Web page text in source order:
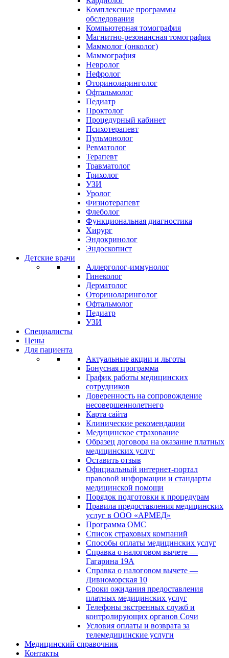
Комплексные программы
обследования
Компьютерная томография
Магнитно-резонансная томография
Маммолог (онколог)
Маммография
Невролог
Нефролог
Оториноларинголог
Офтальмолог
Педиатр
Проктолог
Процедурный кабинет
Психотерапевт
Пульмонолог
Ревматолог
Терапевт
Травматолог
Трихолог
УЗИ
Уролог
Физиотерапевт
Флеболог
Функциональная диагностика
Хирург
Эндокринолог
Эндоскопист
Детские врачи
Аллерголог-иммунолог
Гинеколог
Дерматолог
Оториноларинголог
Офтальмолог
Педиатр
УЗИ
Специалисты
Цены
Для пациента
Актуальные акции и льготы
Бонусная программа
График работы медицинских
сотрудников
Доверенность на сопровождение
несовершеннолетнего
Карта сайта
Клинические рекомендации
Медицинское страхование
Образец договора на оказание платных
медицинских услуг
Оставить отзыв
Официальный интернет-портал
правовой информации и стандарты
медицинской помощи
Порядок подготовки к процедурам
Правила предоставления медицинских
услуг в ООО «АРМЕД»
Программа ОМС
Список страховых компаний
Способы оплаты медицинских услуг
Справка о налоговом вычете —
Гагарина 19А
Справка о налоговом вычете —
Дивноморская 10
Сроки ожидания предоставления
платных медицинских услуг
Телефоны экстренных служб и
контролирующих органов Сочи
Условия оплаты и возврата за
телемедицинские услуги
Медицинский справочник
Контакты